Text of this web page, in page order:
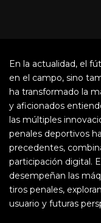
En la actualidad, el
en el campo, sino
ha transformado la
y aficionados
las múltiples
penales deportivos
precedentes,
participación digital.
desempeñan las
tiros penales,
usuario y futuras